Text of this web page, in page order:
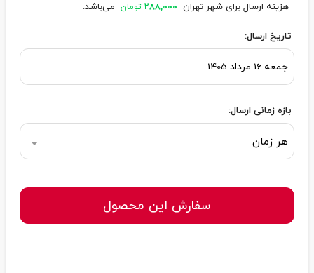
هزینه ارسال برای شهر تهران 288,000 تومان می‌باشد.
تاریخ ارسال:
بازه زمانی ارسال:
هر زمان
سفارش این محصول